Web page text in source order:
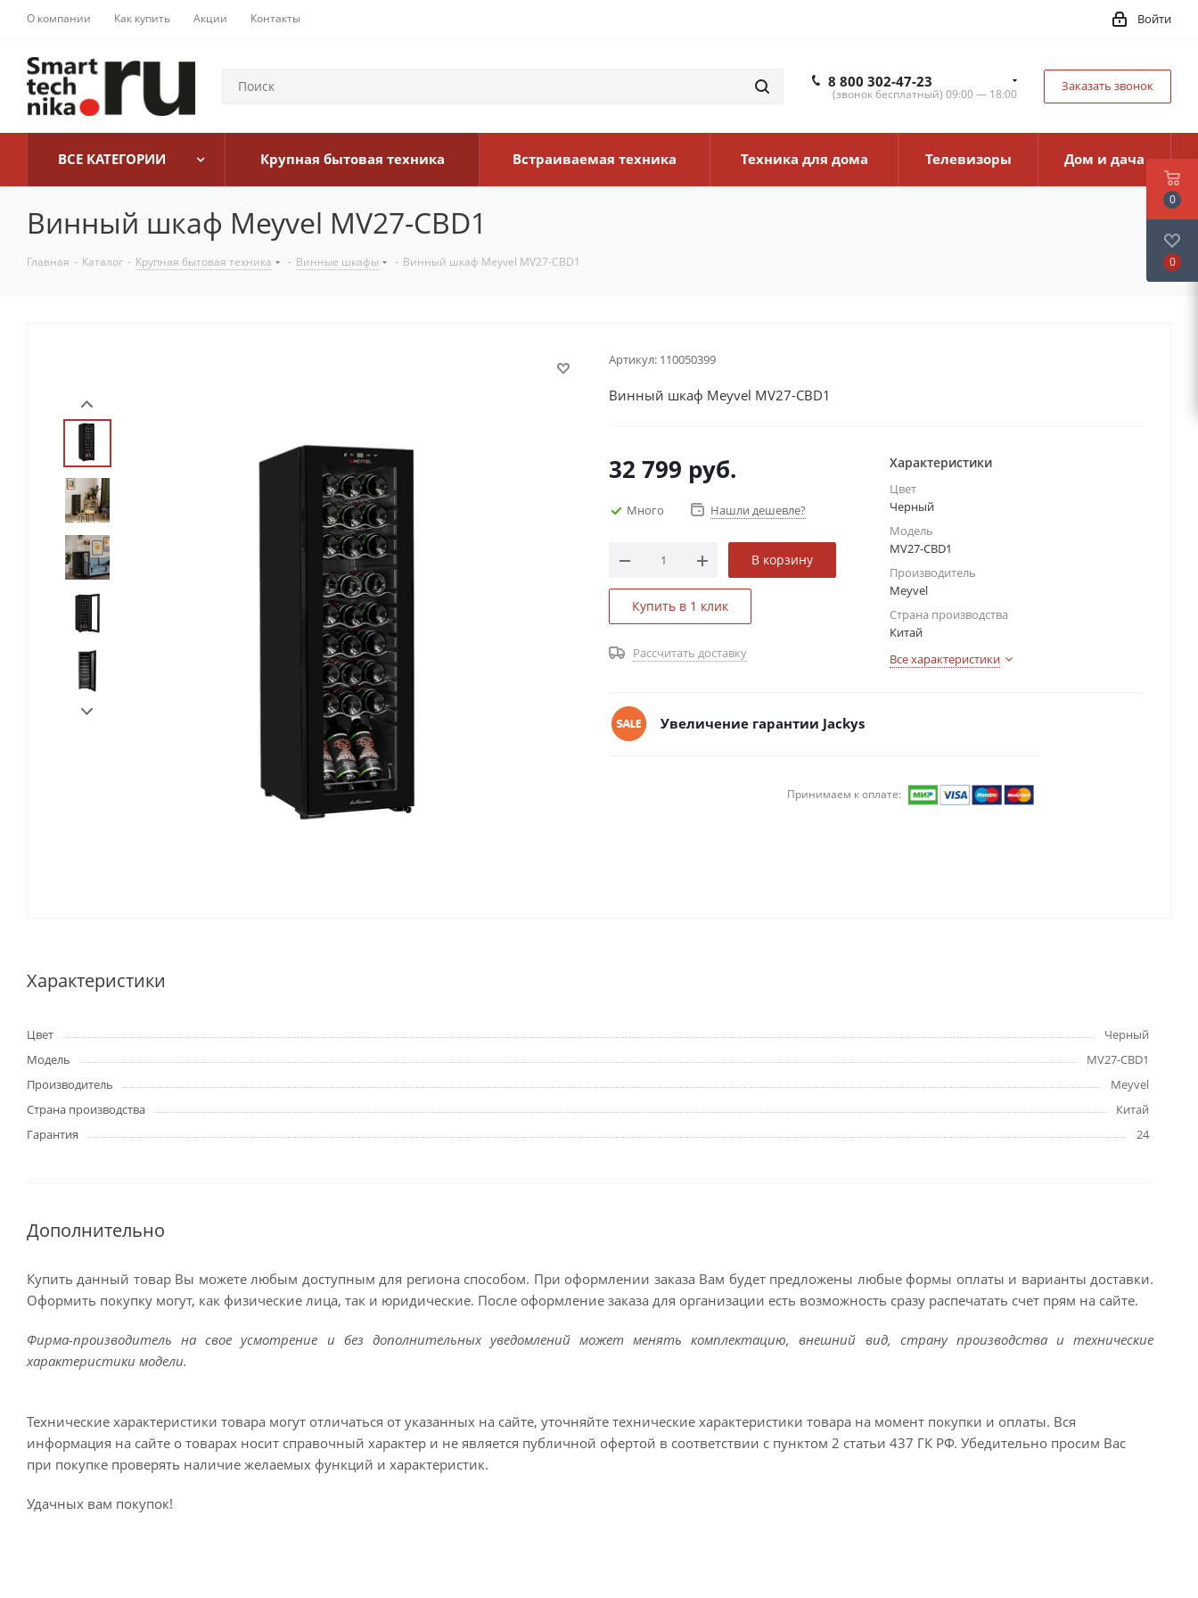
О компании Как купить Акции Контакты Войти
8 800 302-47-23
(звонок бесплатный) 09:00 — 18:00
Заказать звонок
ВСЕ КАТЕГОРИИ Крупная бытовая техника Встраиваемая техника Техника для дома Телевизоры Дом и дача
Винный шкаф Meyvel MV27-CBD1
Главная - Каталог - Крупная бытовая техника - Винные шкафы - Винный шкаф Meyvel MV27-CBD1
Артикул: 110050399
Винный шкаф Meyvel MV27-CBD1
32 799 руб.
Много Нашли дешевле?
В корзину
Купить в 1 клик
Рассчитать доставку
Характеристики
Цвет
Черный
Модель
MV27-CBD1
Производитель
Meyvel
Страна производства
Китай
Все характеристики
Увеличение гарантии Jackys
Принимаем к оплате:
Характеристики
Цвет
Черный
Модель
MV27-CBD1
Производитель
Meyvel
Страна производства
Китай
Гарантия
24
Дополнительно
Купить данный товар Вы можете любым доступным для региона способом. При оформлении заказа Вам будет предложены любые формы оплаты и варианты доставки.
Оформить покупку могут, как физические лица, так и юридические. После оформление заказа для организации есть возможность сразу распечатать счет прям на сайте.
Фирма-производитель на свое усмотрение и без дополнительных уведомлений может менять комплектацию, внешний вид, страну производства и технические
характеристики модели.
Технические характеристики товара могут отличаться от указанных на сайте, уточняйте технические характеристики товара на момент покупки и оплаты. Вся
информация на сайте о товарах носит справочный характер и не является публичной офертой в соответствии с пунктом 2 статьи 437 ГК РФ. Убедительно просим Вас
при покупке проверять наличие желаемых функций и характеристик.
Удачных вам покупок!
0
0